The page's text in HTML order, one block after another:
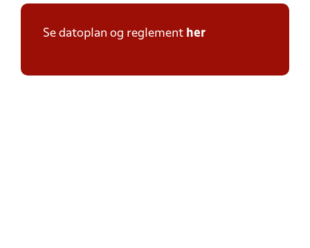
Se datoplan og reglement her